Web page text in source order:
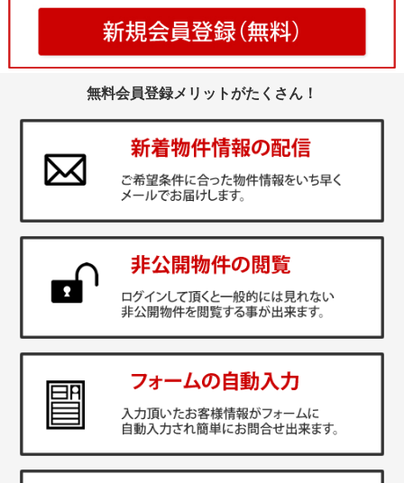
無料会員登録メリットがたくさん！